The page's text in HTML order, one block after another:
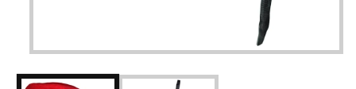
Medien
in